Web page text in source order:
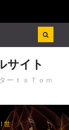
サイト
ーｔｓＴｏｍ
世